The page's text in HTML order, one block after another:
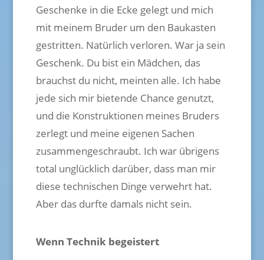
Geschenke in die Ecke gelegt und mich
mit meinem Bruder um den Baukasten
gestritten. Natürlich verloren. War ja sein
Geschenk. Du bist ein Mädchen, das
brauchst du nicht, meinten alle. Ich habe
jede sich mir bietende Chance genutzt,
und die Konstruktionen meines Bruders
zerlegt und meine eigenen Sachen
zusammengeschraubt. Ich war übrigens
total unglücklich darüber, dass man mir
diese technischen Dinge verwehrt hat.
Aber das durfte damals nicht sein.
Wenn Technik begeistert